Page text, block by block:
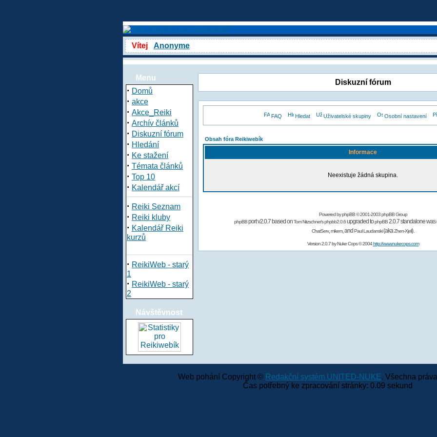
Vítej Anonyme
Menu
· Domů
· akce
· Akce_Reiki
· Archív článků
· Diskuzní fórum
· Hledání
· Ke stažení
· Témata článků
· Top 10
· Kalendář akcí
· Reiki Seznam
· Reiki kluby
· Kalendář Reiki
kurzů
· ReikiWeb - starý
1
· ReikiWeb - starý
2
Návštěvnost
Diskuzní fórum
FAQ Hledat Uživatelské skupiny Osobní nastavení
Obsah fóra Reikiwebík
Informace
Neexistuje žádná skupina.
Powered byphpBB© 2001-2003 phpBB Group
phpBBport v2.0.7 based onTom Nitzschner'sphpbb2.0.6upgraded tophpBB2.0.7 standalone
ChatServ,mikem,and Paul Laudanski(akaZhen-Xjell).
Version 2.0.7 byNuke Cops© 2004http://www.nukecops.com
Web pohání Copyright © Redakční systém UNITED-NUKE. Všechna
Čas potřebný ke zpracování stránky: 0.09 sekund